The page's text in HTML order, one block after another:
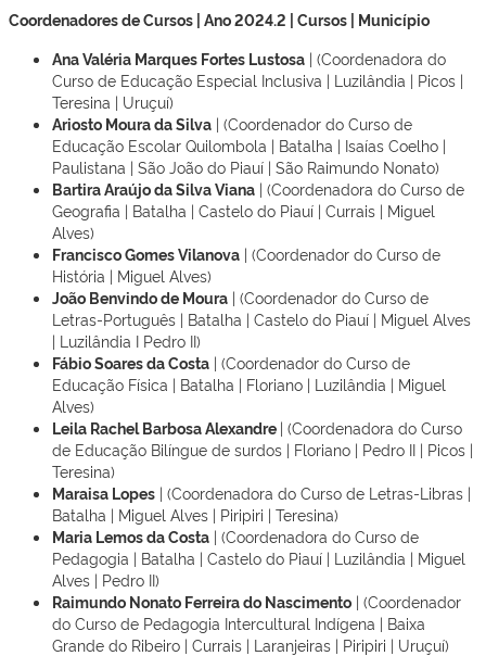
Coordenadores de Cursos | Ano 2024.2 | Cursos | Município
Ana Valéria Marques Fortes Lustosa | (Coordenadora do
Curso de Educação Especial Inclusiva | Luzilândia | Picos |
Teresina | Uruçuí)
Ariosto Moura da Silva | (Coordenador do Curso de
Educação Escolar Quilombola | Batalha | Isaías Coelho |
Paulistana | São João do Piauí | São Raimundo Nonato)
Bartira Araújo da Silva Viana | (Coordenadora do Curso de
Geografia | Batalha | Castelo do Piauí | Currais | Miguel
Alves)
Francisco Gomes Vilanova | (Coordenador do Curso de
História | Miguel Alves)
João Benvindo de Moura | (Coordenador do Curso de
Letras-Português | Batalha | Castelo do Piauí | Miguel Alves
| Luzilândia I Pedro II)
Fábio Soares da Costa | (Coordenador do Curso de
Educação Física | Batalha | Floriano | Luzilândia | Miguel
Alves)
Leila Rachel Barbosa Alexandre | (Coordenadora do Curso
de Educação Bilíngue de surdos | Floriano | Pedro II | Picos |
Teresina)
Maraisa Lopes | (Coordenadora do Curso de Letras-Libras |
Batalha | Miguel Alves | Piripiri | Teresina)
Maria Lemos da Costa | (Coordenadora do Curso de
Pedagogia | Batalha | Castelo do Piauí | Luzilândia | Miguel
Alves | Pedro II)
Raimundo Nonato Ferreira do Nascimento | (Coordenador
do Curso de Pedagogia Intercultural Indígena | Baixa
Grande do Ribeiro | Currais | Laranjeiras | Piripiri | Uruçuí)